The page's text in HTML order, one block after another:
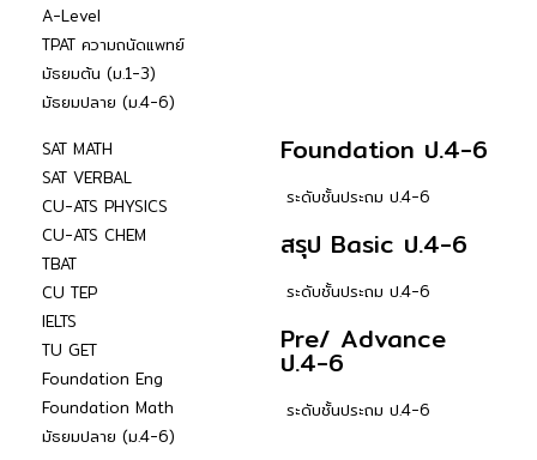
A-Level
TPAT ความถนัดแพทย์
มัธยมต้น (ม.1-3)
มัธยมปลาย (ม.4-6)
SAT MATH
SAT VERBAL
CU-ATS PHYSICS
CU-ATS CHEM
TBAT
CU TEP
IELTS
TU GET
Foundation Eng
Foundation Math
มัธยมปลาย (ม.4-6)
Foundation ป.4-6
ระดับชั้นประถม ป.4-6
สรุป Basic ป.4-6
ระดับชั้นประถม ป.4-6
Pre/ Advance
ป.4-6
ระดับชั้นประถม ป.4-6